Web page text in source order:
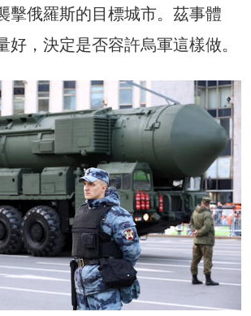
擊俄羅斯的目標城市。茲事體
好，決定是否容許烏軍這樣做。